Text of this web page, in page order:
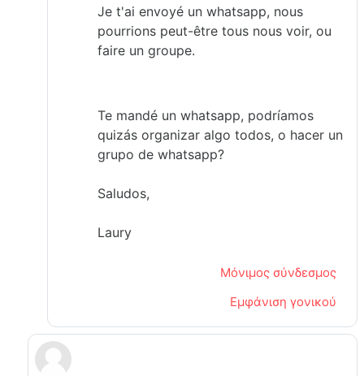
Je t'ai envoyé un whatsapp, nous
pourrions peut-être tous nous voir, ou
faire un groupe.
Te mandé un whatsapp, podríamos
quizás organizar algo todos, o hacer un
grupo de whatsapp?
Saludos,
Laury
Μόνιμος σύνδεσμος
Εμφάνιση γονικού